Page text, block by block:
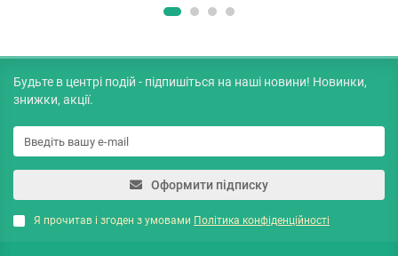
Будьте в центрі подій - підпишіться на наші новини! Новинки,
знижки, акції.
Оформити підписку
Я прочитав і згоден з умовами Політика конфіденційності